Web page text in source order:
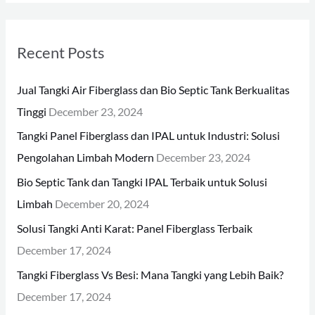
c
r
:
Recent Posts
Jual Tangki Air Fiberglass dan Bio Septic Tank Berkualitas
Tinggi December 23, 2024
Tangki Panel Fiberglass dan IPAL untuk Industri: Solusi
Pengolahan Limbah Modern December 23, 2024
Bio Septic Tank dan Tangki IPAL Terbaik untuk Solusi
Limbah December 20, 2024
Solusi Tangki Anti Karat: Panel Fiberglass Terbaik
December 17, 2024
Tangki Fiberglass Vs Besi: Mana Tangki yang Lebih Baik?
December 17, 2024